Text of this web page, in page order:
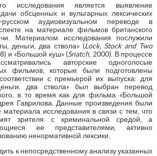
исследования является выявление
обсценных и вульгарных лексических
аудиовизуальном переводе в
на материале фильмов британского
Материалом исследования послужили
деньги, два ствола» (Lock, Stock and Two
и «Большой куш» (Snatch, 2000). В процессе
авторские одноголосые
фильмов, которые были подготовлены
с премьерой их выпуска: для
два ствола» был выбран перевод
в то время как для фильма «Большой
Гаврилова. Данные произведения были
материала исследования в связи с тем, что
зрителя с криминальной средой, а
ее представителями, активно
ненормативной лексики.
к непосредственному анализу указанных